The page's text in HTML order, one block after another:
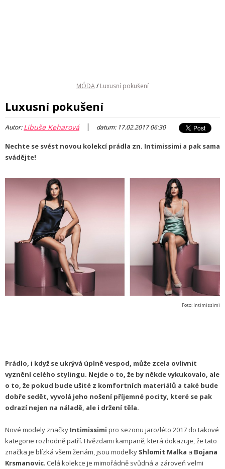
MÓDA/ Luxusní pokušení
Luxusní pokušení
Autor:Libuše Keharová | datum: 17.02.2017 06:30
Nechte se svést novou kolekcí prádla zn. Intimissimi a pak sama
svádějte!
Foto: Intimissimi
Prádlo, i když se ukrývá úplně vespod, může zcela ovlivnit
vyznění celého stylingu. Nejde o to, že by někde vykukovalo, ale
o to, že pokud bude ušité z komfortních materiálů a také bude
dobře sedět, vyvolá jeho nošení příjemné pocity, které se pak
odrazí nejen na náladě, ale i držení těla.
Nové modely značky Intimissimi pro sezonu jaro/léto 2017 do takové
kategorie rozhodně patří. Hvězdami kampaně, která dokazuje, že tato
značka je blízká všem ženám, jsou modelky Shlomit Malka a Bojana
Krsmanovic. Celá kolekce je mimořádně svůdná a zároveň velmi